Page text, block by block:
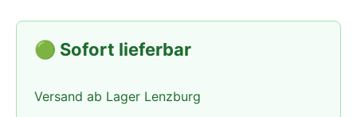
🟢 Sofort lieferbar
Versand ab Lager Lenzburg